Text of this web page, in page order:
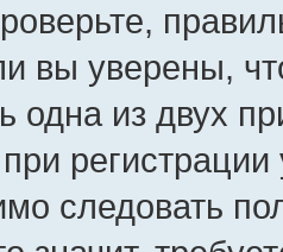
вы уверены,
одна из двух
следовать